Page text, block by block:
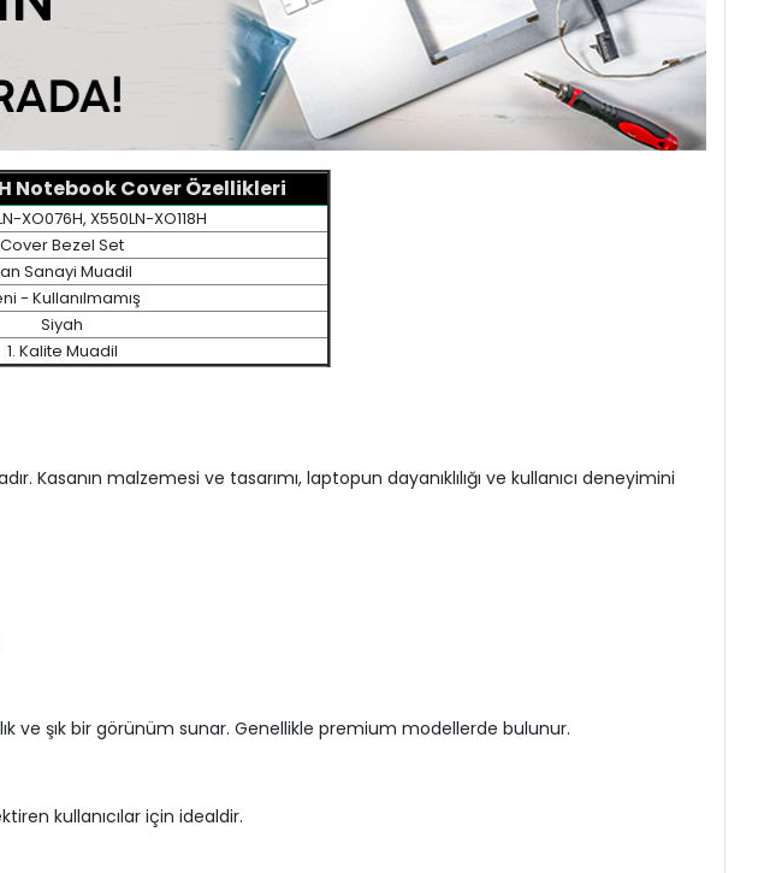
Notebook Cover Özellikleri
XO076H, X550LN-XO118H
Cover Bezel Set
Sanayi Muadil
- Kullanılmamış
Siyah
1. Kalite Muadil
malzemesi ve tasarımı, laptopun dayanıklılığı ve kullanıcı deneyimini
ve şık bir görünüm sunar. Genellikle premium modellerde bulunur.
kullanıcılar için idealdir.